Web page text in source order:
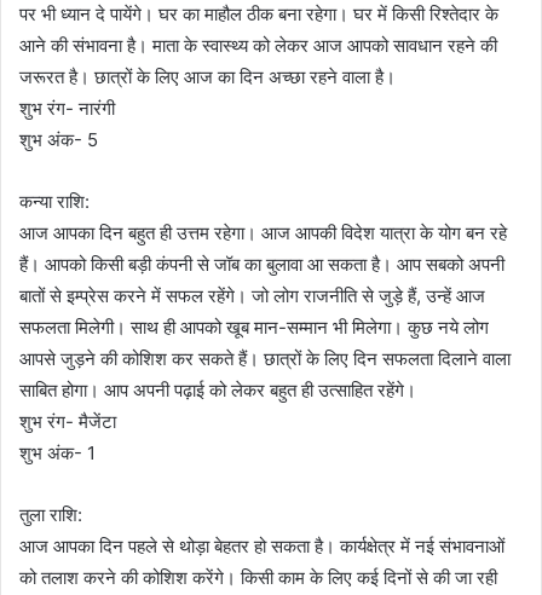
पर भी ध्यान दे पायेंगे। घर का माहौल ठीक बना रहेगा। घर में किसी रिश्तेदार के
आने की संभावना है। माता के स्वास्थ्य को लेकर आज आपको सावधान रहने की
जरूरत है। छात्रों के लिए आज का दिन अच्छा रहने वाला है।
शुभ रंग- नारंगी
शुभ अंक- 5
कन्या राशि:
आज आपका दिन बहुत ही उत्तम रहेगा। आज आपकी विदेश यात्रा के योग बन रहे
हैं। आपको किसी बड़ी कंपनी से जॉब का बुलावा आ सकता है। आप सबको अपनी
बातों से इम्प्रेस करने में सफल रहेंगे। जो लोग राजनीति से जुड़े हैं, उन्हें आज
सफलता मिलेगी। साथ ही आपको खूब मान-सम्मान भी मिलेगा। कुछ नये लोग
आपसे जुड़ने की कोशिश कर सकते हैं। छात्रों के लिए दिन सफलता दिलाने वाला
साबित होगा। आप अपनी पढ़ाई को लेकर बहुत ही उत्साहित रहेंगे।
शुभ रंग- मैजेंटा
शुभ अंक- 1
तुला राशि:
आज आपका दिन पहले से थोड़ा बेहतर हो सकता है। कार्यक्षेत्र में नई संभावनाओं
को तलाश करने की कोशिश करेंगे। किसी काम के लिए कई दिनों से की जा रही